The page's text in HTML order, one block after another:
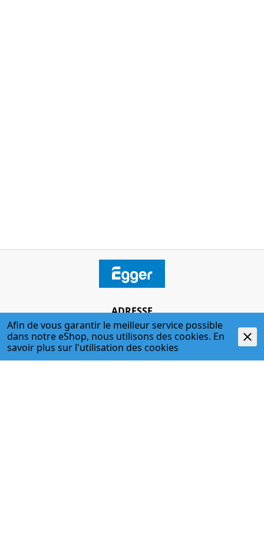
ADRESSE
Egger + Co. AG
Kirchbergstr. 3
3400 Burgdorf
T. 034 427 27 27
Afin de vous garantir le meilleur service possible
dans notre eShop, nous utilisons des cookies. En
savoir plus sur l'utilisation des cookies